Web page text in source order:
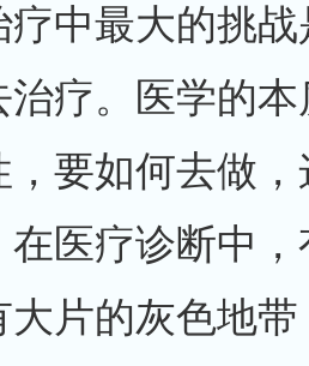
疗中最大的挑
治疗。医学的
，要如何去做
在医疗诊断中
大片的灰色地